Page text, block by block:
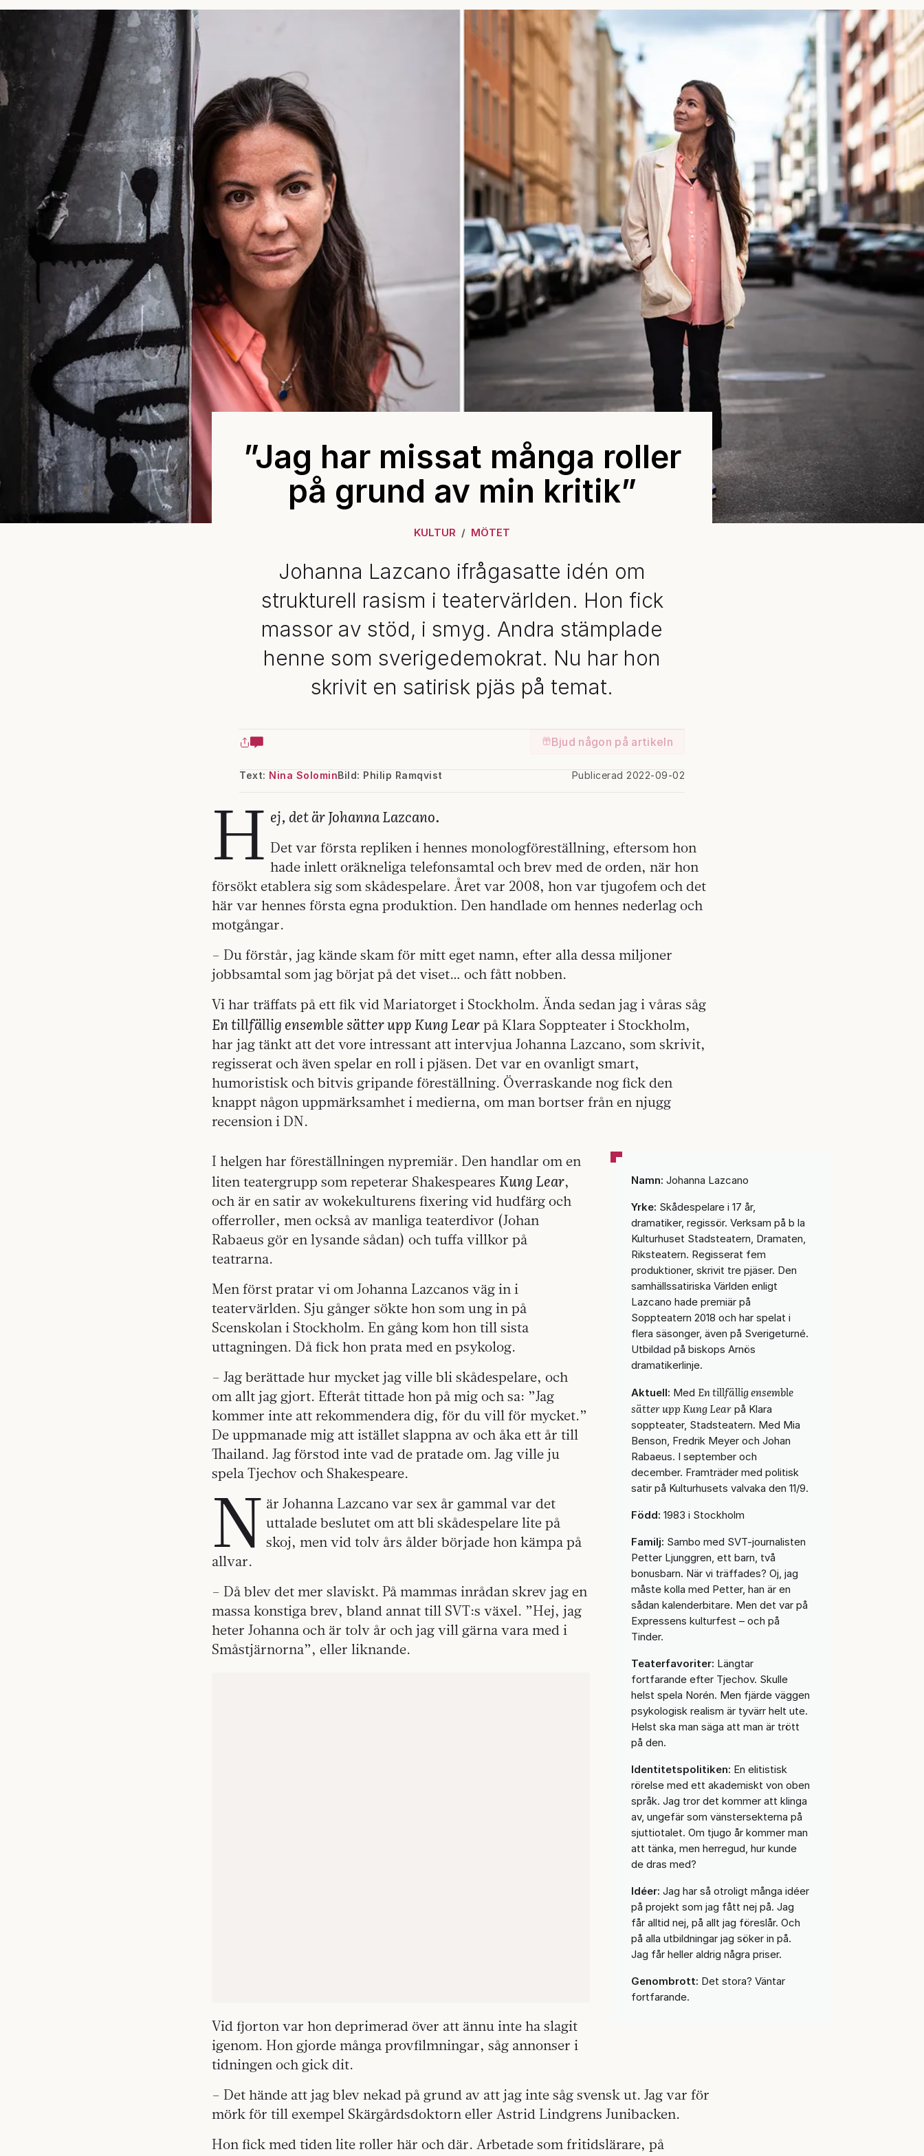
”Jag har missat många roller
på grund av min kritik”
KULTUR MÖTET
Johanna Lazcano ifrågasatte idén om
strukturell rasism i teatervärlden. Hon fick
massor av stöd, i smyg. Andra stämplade
henne som sverigedemokrat. Nu har hon
skrivit en satirisk pjäs på temat.
Bjud någon på artikeln
Text: Nina Solomin Publicerad 2022-09-02
Bild: Philip Ramqvist
H ej, det är Johanna Lazcano.
Det var första repliken i hennes monologföreställning, eftersom hon
hade inlett oräkneliga telefonsamtal och brev med de orden, när hon
försökt etablera sig som skådespelare. Året var 2008, hon var tjugofem och det
här var hennes första egna produktion. Den handlade om hennes nederlag och
motgångar.
– Du förstår, jag kände skam för mitt eget namn, efter alla dessa miljoner
jobbsamtal som jag börjat på det viset… och fått nobben.
Vi har träffats på ett fik vid Mariatorget i Stockholm. Ända sedan jag i våras såg
En tillfällig ensemble sätter upp Kung Lear på Klara Soppteater i Stockholm,
har jag tänkt att det vore intressant att intervjua Johanna Lazcano, som skrivit,
regisserat och även spelar en roll i pjäsen. Det var en ovanligt smart,
humoristisk och bitvis gripande föreställning. Överraskande nog fick den
knappt någon uppmärksamhet i medierna, om man bortser från en njugg
recension i DN.
Namn: Johanna Lazcano
Yrke: Skådespelare i 17 år,
dramatiker, regissör. Verksam på b la
Kulturhuset Stadsteatern, Dramaten,
Riksteatern. Regisserat fem
produktioner, skrivit tre pjäser. Den
samhällssatiriska Världen enligt
Lazcano hade premiär på
Soppteatern 2018 och har spelat i
flera säsonger, även på Sverigeturné.
Utbildad på biskops Arnös
dramatikerlinje.
Aktuell: Med En tillfällig ensemble
sätter upp Kung Learpå Klara
soppteater, Stadsteatern. Med Mia
Benson, Fredrik Meyer och Johan
Rabaeus. I september och
december. Framträder med politisk
satir på Kulturhusets valvaka den 11/9.
Född: 1983 i Stockholm
Familj: Sambo med SVT-journalisten
Petter Ljunggren, ett barn, två
bonusbarn. När vi träffades? Oj, jag
måste kolla med Petter, han är en
sådan kalenderbitare. Men det var på
Expressens kulturfest – och på
Tinder.
Teaterfavoriter: Längtar
fortfarande efter Tjechov. Skulle
helst spela Norén. Men fjärde väggen
psykologisk realism är tyvärr helt ute.
Helst ska man säga att man är trött
på den.
Identitetspolitiken: En elitistisk
rörelse med ett akademiskt von oben
språk. Jag tror det kommer att klinga
av, ungefär som vänstersekterna på
sjuttiotalet. Om tjugo år kommer man
att tänka, men herregud, hur kunde
de dras med?
Idéer: Jag har så otroligt många idéer
på projekt som jag fått nej på. Jag
får alltid nej, på allt jag föreslår. Och
på alla utbildningar jag söker in på.
Jag får heller aldrig några priser.
Genombrott: Det stora? Väntar
fortfarande.
I helgen har föreställningen nypremiär. Den handlar om en
liten teatergrupp som repeterar Shakespeares Kung Lear,
och är en satir av wokekulturens fixering vid hudfärg och
offerroller, men också av manliga teaterdivor (Johan
Rabaeus gör en lysande sådan) och tuffa villkor på
teatrarna.
Men först pratar vi om Johanna Lazcanos väg in i
teatervärlden. Sju gånger sökte hon som ung in på
Scenskolan i Stockholm. En gång kom hon till sista
uttagningen. Då fick hon prata med en psykolog.
– Jag berättade hur mycket jag ville bli skådespelare, och
om allt jag gjort. Efteråt tittade hon på mig och sa: ”Jag
kommer inte att rekommendera dig, för du vill för mycket.”
De uppmanade mig att istället slappna av och åka ett år till
Thailand. Jag förstod inte vad de pratade om. Jag ville ju
spela Tjechov och Shakespeare.
N är Johanna Lazcano var sex år gammal var det
uttalade beslutet om att bli skådespelare lite på
skoj, men vid tolv års ålder började hon kämpa på
allvar.
– Då blev det mer slaviskt. På mammas inrådan skrev jag en
massa konstiga brev, bland annat till SVT:s växel. ”Hej, jag
heter Johanna och är tolv år och jag vill gärna vara med i
Småstjärnorna”, eller liknande.
Vid fjorton var hon deprimerad över att ännu inte ha slagit
igenom. Hon gjorde många provfilmningar, såg annonser i
tidningen och gick dit.
– Det hände att jag blev nekad på grund av att jag inte såg svensk ut. Jag var för
mörk för till exempel Skärgårdsdoktorn eller Astrid Lindgrens Junibacken.
Hon fick med tiden lite roller här och där. Arbetade som fritidslärare, på